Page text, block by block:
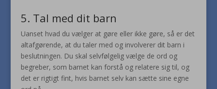
5. Tal med dit barn
Uanset hvad du vælger at gøre eller ikke gøre, så er det
altafgørende, at du taler med og involverer dit barn i
beslutningen. Du skal selvfølgelig vælge de ord og
begreber, som barnet kan forstå og relatere sig til, og
det er rigtigt fint, hvis barnet selv kan sætte sine egne